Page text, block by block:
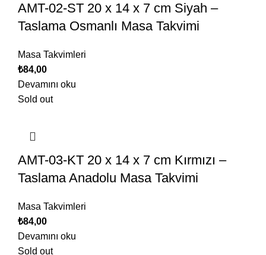
AMT-02-ST 20 x 14 x 7 cm Siyah –
Taslama Osmanlı Masa Takvimi
Masa Takvimleri
₺84,00
Devamını oku
Sold out
AMT-03-KT 20 x 14 x 7 cm Kırmızı –
Taslama Anadolu Masa Takvimi
Masa Takvimleri
₺84,00
Devamını oku
Sold out